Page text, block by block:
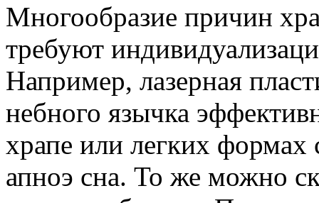
Многообразие причин
требуют
Например, лазерная
небного язычка
храпе или легких формах
апноэ сна. То же можно